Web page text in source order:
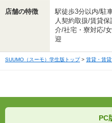
店舗の特徴
駅徒歩3分以内/駐
人契約取扱/賃貸
介/社宅・寮対応/
迎
SUUMO（スーモ）学生版トップ 賃貸・賃
PC